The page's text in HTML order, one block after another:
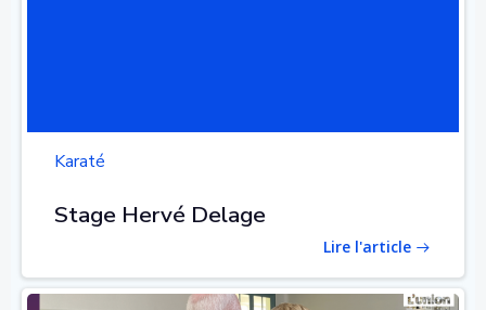
Karaté
Stage Hervé Delage
Lire l'article